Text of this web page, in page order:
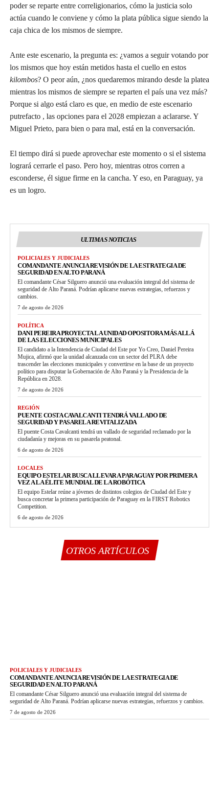
poder se reparte entre correligionarios, cómo la justicia solo
actúa cuando le conviene y cómo la plata pública sigue siendo la
caja chica de los mismos de siempre.
Ante este escenario, la pregunta es: ¿vamos a seguir votando por
los mismos que hoy están metidos hasta el cuello en estos
kilombos? O peor aún, ¿nos quedaremos mirando desde la platea
mientras los mismos de siempre se reparten el país una vez más?
Porque si algo está claro es que, en medio de este escenario
putrefacto , las opciones para el 2028 empiezan a aclararse. Y
Miguel Prieto, para bien o para mal, está en la conversación.
El tiempo dirá si puede aprovechar este momento o si el sistema
logrará cerrarle el paso. Pero hoy, mientras otros corren a
esconderse, él sigue firme en la cancha. Y eso, en Paraguay, ya
es un logro.
ULTIMAS NOTICIAS
POLICIALES Y JUDICIALES
COMANDANTE ANUNCIA REVISIÓN DE LA ESTRATEGIA DE
SEGURIDAD EN ALTO PARANÁ
El comandante César Silguero anunció una evaluación integral del sistema de
seguridad de Alto Paraná. Podrían aplicarse nuevas estrategias, refuerzos y
cambios.
7 de agosto de 2026
POLÍTICA
DANI PEREIRA PROYECTA LA UNIDAD OPOSITORA MÁS ALLÁ
DE LAS ELECCIONES MUNICIPALES
El candidato a la Intendencia de Ciudad del Este por Yo Creo, Daniel Pereira
Mujica, afirmó que la unidad alcanzada con un sector del PLRA debe
trascender las elecciones municipales y convertirse en la base de un proyecto
político para disputar la Gobernación de Alto Paraná y la Presidencia de la
República en 2028.
7 de agosto de 2026
REGIÓN
PUENTE COSTA CAVALCANTI TENDRÁ VALLADO DE
SEGURIDAD Y PASARELA REVITALIZADA
El puente Costa Cavalcanti tendrá un vallado de seguridad reclamado por la
ciudadanía y mejoras en su pasarela peatonal.
6 de agosto de 2026
LOCALES
EQUIPO ESTELAR BUSCA LLEVAR A PARAGUAY POR PRIMERA
VEZ A LA ÉLITE MUNDIAL DE LA ROBÓTICA
El equipo Estelar reúne a jóvenes de distintos colegios de Ciudad del Este y
busca concretar la primera participación de Paraguay en la FIRST Robotics
Competition.
6 de agosto de 2026
OTROS ARTÍCULOS
POLICIALES Y JUDICIALES
COMANDANTE ANUNCIA REVISIÓN DE LA ESTRATEGIA DE
SEGURIDAD EN ALTO PARANÁ
El comandante César Silguero anunció una evaluación integral del sistema de
seguridad de Alto Paraná. Podrían aplicarse nuevas estrategias, refuerzos y cambios.
7 de agosto de 2026